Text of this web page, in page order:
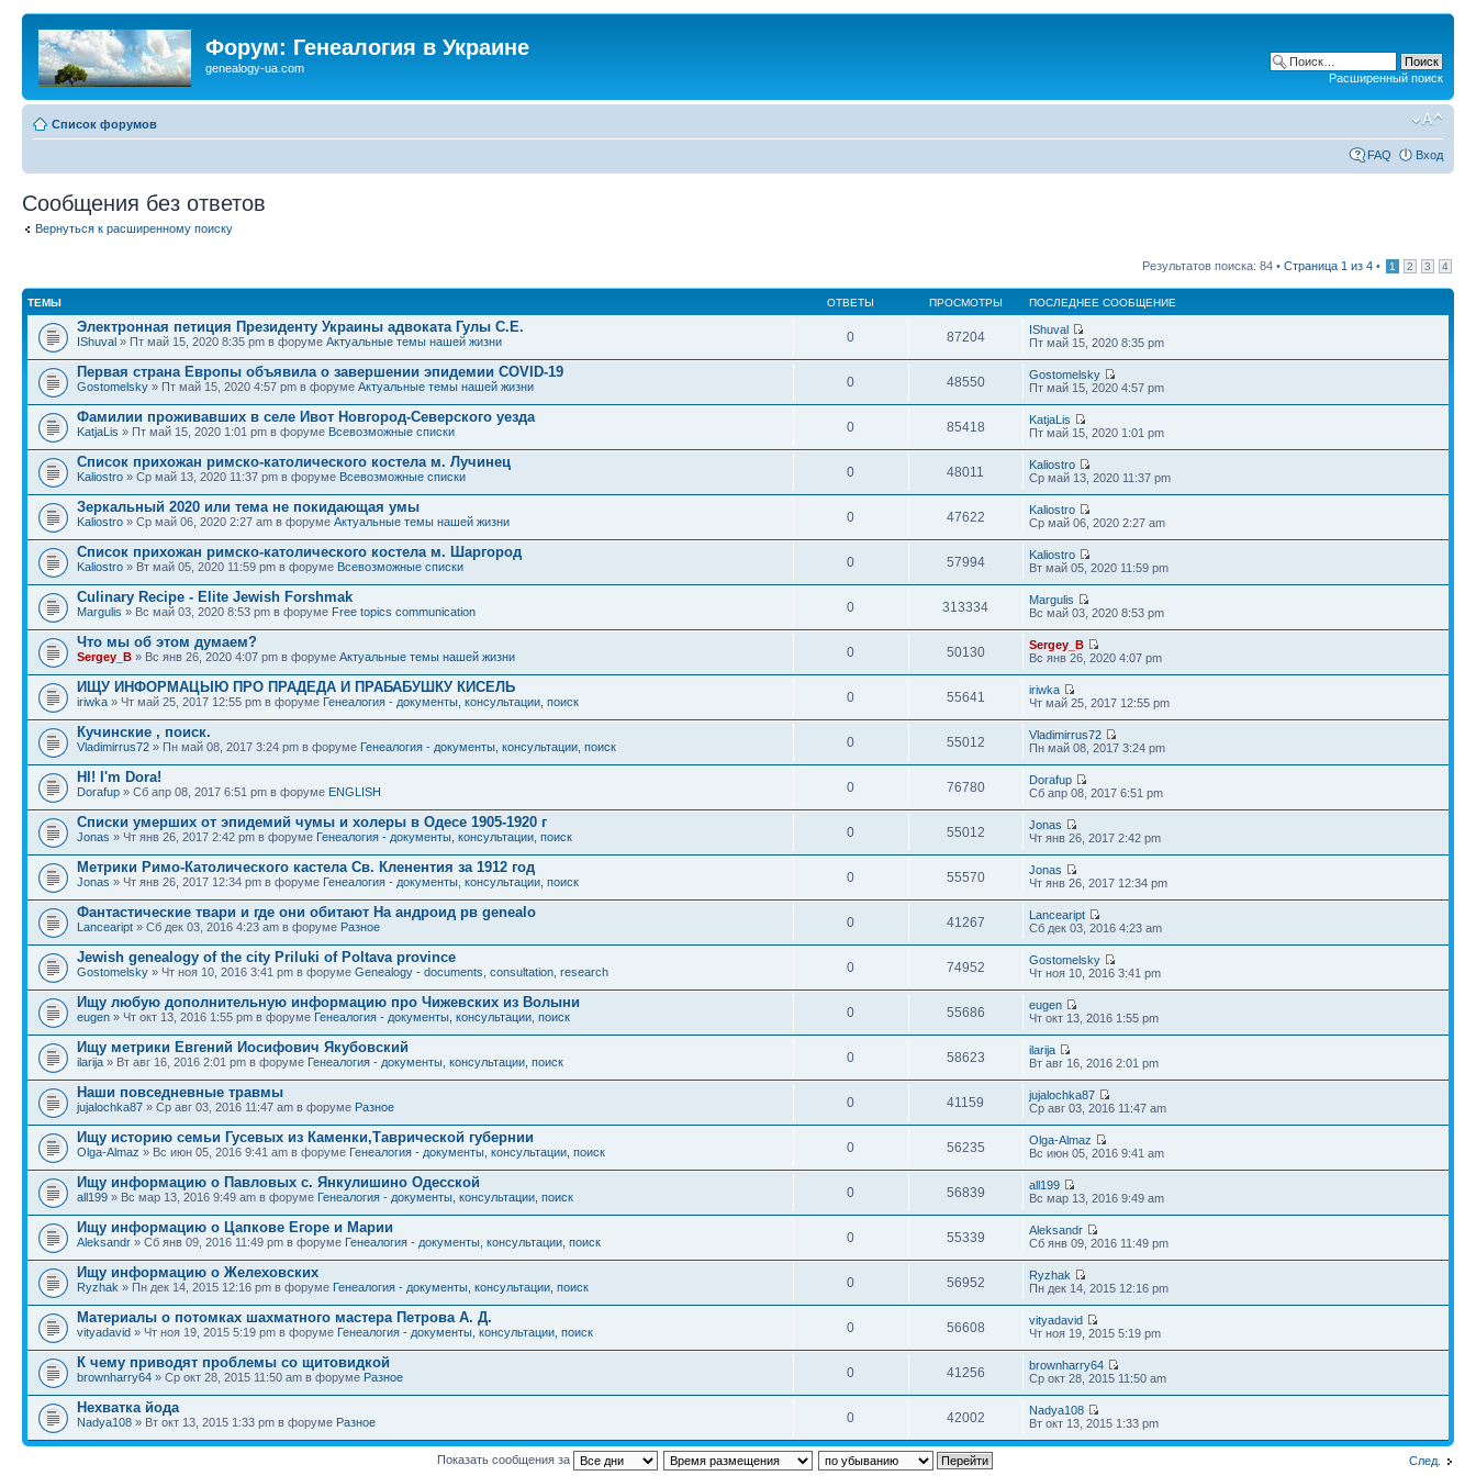
Форум: Генеалогия в Украине
genealogy-ua.com
Расширенный поиск
Список форумов
FAQ Вход
Сообщения без ответов
Вернуться к расширенному поиску
Результатов поиска: 84 • Страница 1 из 4 • 1 2 3 4
ТЕМЫ ОТВЕТЫ ПРОСМОТРЫ ПОСЛЕДНЕЕ СООБЩЕНИЕ
Электронная петиция Президенту Украины адвоката Гулы С.Е.
IShuval » Пт май 15, 2020 8:35 pm в форуме Актуальные темы нашей жизни 0 87204
IShuval
Пт май 15, 2020 8:35 pm
Первая страна Европы объявила о завершении эпидемии COVID-19
Gostomelsky » Пт май 15, 2020 4:57 pm в форуме Актуальные темы нашей жизни 0 48550
Gostomelsky
Пт май 15, 2020 4:57 pm
Фамилии проживавших в селе Ивот Новгород-Северского уезда
KatjaLis » Пт май 15, 2020 1:01 pm в форуме Всевозможные списки 0 85418
KatjaLis
Пт май 15, 2020 1:01 pm
Список прихожан римско-католического костела м. Лучинец
Kaliostro » Ср май 13, 2020 11:37 pm в форуме Всевозможные списки 0 48011
Kaliostro
Ср май 13, 2020 11:37 pm
Зеркальный 2020 или тема не покидающая умы
Kaliostro » Ср май 06, 2020 2:27 am в форуме Актуальные темы нашей жизни 0 47622
Kaliostro
Ср май 06, 2020 2:27 am
Список прихожан римско-католического костела м. Шаргород
Kaliostro » Вт май 05, 2020 11:59 pm в форуме Всевозможные списки 0 57994
Kaliostro
Вт май 05, 2020 11:59 pm
Culinary Recipe - Elite Jewish Forshmak
Margulis » Вс май 03, 2020 8:53 pm в форуме Free topics communication 0 313334
Margulis
Вс май 03, 2020 8:53 pm
Что мы об этом думаем?
Sergey_B » Вс янв 26, 2020 4:07 pm в форуме Актуальные темы нашей жизни 0 50130
Sergey_B
Вс янв 26, 2020 4:07 pm
ИЩУ ИНФОРМАЦЫЮ ПРО ПРАДЕДА И ПРАБАБУШКУ КИСЕЛЬ
iriwka » Чт май 25, 2017 12:55 pm в форуме Генеалогия - документы, консультации, поиск 0 55641
iriwka
Чт май 25, 2017 12:55 pm
Кучинские , поиск.
Vladimirrus72 » Пн май 08, 2017 3:24 pm в форуме Генеалогия - документы, консультации, поиск 0 55012
Vladimirrus72
Пн май 08, 2017 3:24 pm
HI! I'm Dora!
Dorafup » Сб апр 08, 2017 6:51 pm в форуме ENGLISH 0 76780
Dorafup
Сб апр 08, 2017 6:51 pm
Списки умерших от эпидемий чумы и холеры в Одесе 1905-1920 г
Jonas » Чт янв 26, 2017 2:42 pm в форуме Генеалогия - документы, консультации, поиск 0 55012
Jonas
Чт янв 26, 2017 2:42 pm
Метрики Римо-Католического кастела Св. Кленентия за 1912 год
Jonas » Чт янв 26, 2017 12:34 pm в форуме Генеалогия - документы, консультации, поиск 0 55570
Jonas
Чт янв 26, 2017 12:34 pm
Фантастические твари и где они обитают На андроид рв genealo
Lanceaript » Сб дек 03, 2016 4:23 am в форуме Разное 0 41267
Lanceaript
Сб дек 03, 2016 4:23 am
Jewish genealogy of the city Priluki of Poltava province
Gostomelsky » Чт ноя 10, 2016 3:41 pm в форуме Genealogy - documents, consultation, research 0 74952
Gostomelsky
Чт ноя 10, 2016 3:41 pm
Ищу любую дополнительную информацию про Чижевских из Волыни
eugen » Чт окт 13, 2016 1:55 pm в форуме Генеалогия - документы, консультации, поиск 0 55686
eugen
Чт окт 13, 2016 1:55 pm
Ищу метрики Евгений Иосифович Якубовский
ilarija » Вт авг 16, 2016 2:01 pm в форуме Генеалогия - документы, консультации, поиск 0 58623
ilarija
Вт авг 16, 2016 2:01 pm
Наши повседневные травмы
jujalochka87 » Ср авг 03, 2016 11:47 am в форуме Разное 0 41159
jujalochka87
Ср авг 03, 2016 11:47 am
Ищу историю семьи Гусевых из Каменки,Таврической губернии
Olga-Almaz » Вс июн 05, 2016 9:41 am в форуме Генеалогия - документы, консультации, поиск 0 56235
Olga-Almaz
Вс июн 05, 2016 9:41 am
Ищу информацию о Павловых с. Янкулишино Одесской
all199 » Вс мар 13, 2016 9:49 am в форуме Генеалогия - документы, консультации, поиск 0 56839
all199
Вс мар 13, 2016 9:49 am
Ищу информацию о Цапкове Егоре и Марии
Aleksandr » Сб янв 09, 2016 11:49 pm в форуме Генеалогия - документы, консультации, поиск 0 55339
Aleksandr
Сб янв 09, 2016 11:49 pm
Ищу информацию о Желеховских
Ryzhak » Пн дек 14, 2015 12:16 pm в форуме Генеалогия - документы, консультации, поиск 0 56952
Ryzhak
Пн дек 14, 2015 12:16 pm
Материалы о потомках шахматного мастера Петрова А. Д.
vityadavid » Чт ноя 19, 2015 5:19 pm в форуме Генеалогия - документы, консультации, поиск 0 56608
vityadavid
Чт ноя 19, 2015 5:19 pm
К чему приводят проблемы со щитовидкой
brownharry64 » Ср окт 28, 2015 11:50 am в форуме Разное 0 41256
brownharry64
Ср окт 28, 2015 11:50 am
Нехватка йода
Nadya108 » Вт окт 13, 2015 1:33 pm в форуме Разное 0 42002
Nadya108
Вт окт 13, 2015 1:33 pm
След.
Показать сообщения за